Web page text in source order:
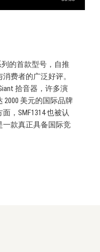
列的首款型号，自推
费者的广泛好评。
拾音器，许多演
美元的国际品牌
，SMF1314 也被认
一款真正具备国际竞